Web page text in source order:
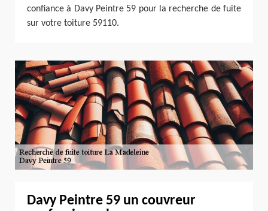
confiance à Davy Peintre 59 pour la recherche de fuite
sur votre toiture 59110.
Davy Peintre 59 un couvreur